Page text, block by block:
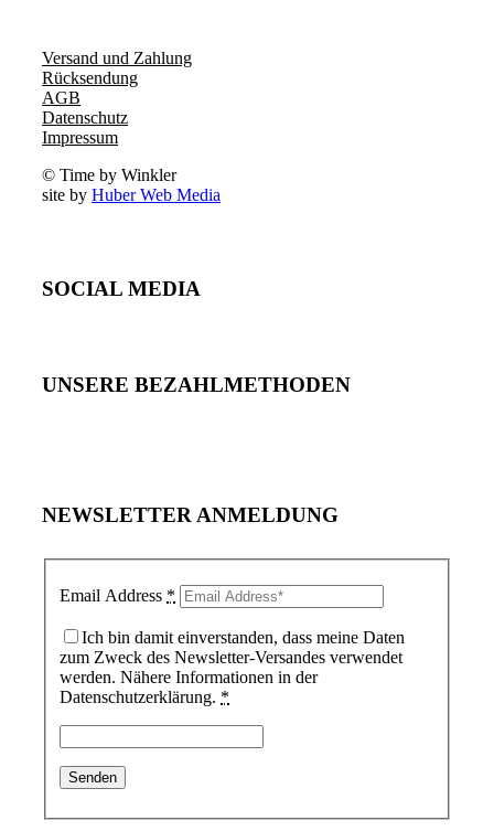
Versand und Zahlung
Rücksendung
AGB
Datenschutz
Impressum
© Time by Winkler
site by Huber Web Media
SOCIAL MEDIA
UNSERE BEZAHLMETHODEN
NEWSLETTER ANMELDUNG
Email Address *
Ich bin damit einverstanden, dass meine Daten
zum Zweck des Newsletter-Versandes verwendet
werden. Nähere Informationen in der
Datenschutzerklärung. *